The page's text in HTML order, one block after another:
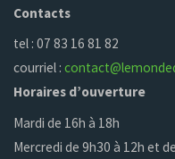
Contacts
tel : 07 83 16 81 82
courriel :
Horaires d’ouverture
Mardi de 16h à 18h
Mercredi de 9h30 à 12h et